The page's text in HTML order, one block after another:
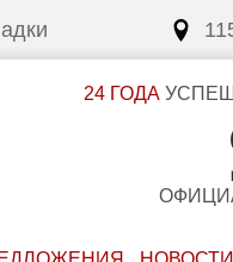
24 ГОДА